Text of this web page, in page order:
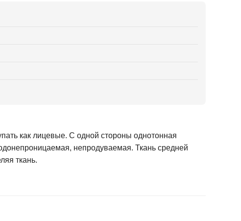
как лицевые. С одной стороны однотонная
непродуваемая. Ткань средней
ткань.